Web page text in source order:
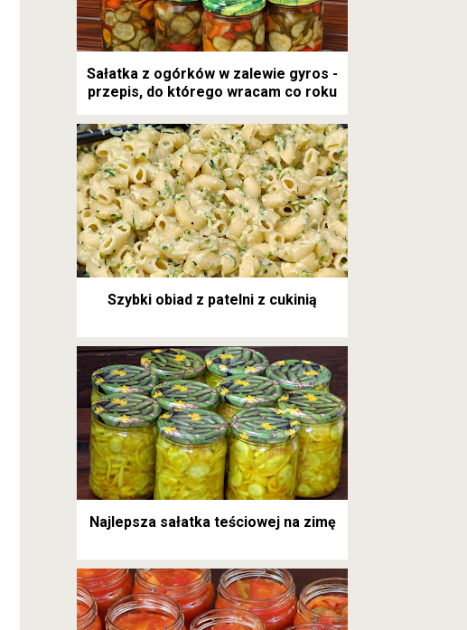
Sałatka z ogórków w zalewie gyros -
przepis, do którego wracam co roku
Szybki obiad z patelni z cukinią
Najlepsza sałatka teściowej na zimę